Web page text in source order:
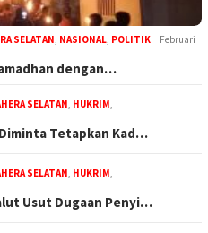
SELATAN, NASIONAL, POLITIK
Februari
dengan…
SELATAN, HUKRIM,
Tetapkan Kad…
SELATAN, HUKRIM,
Usut Dugaan Penyi…